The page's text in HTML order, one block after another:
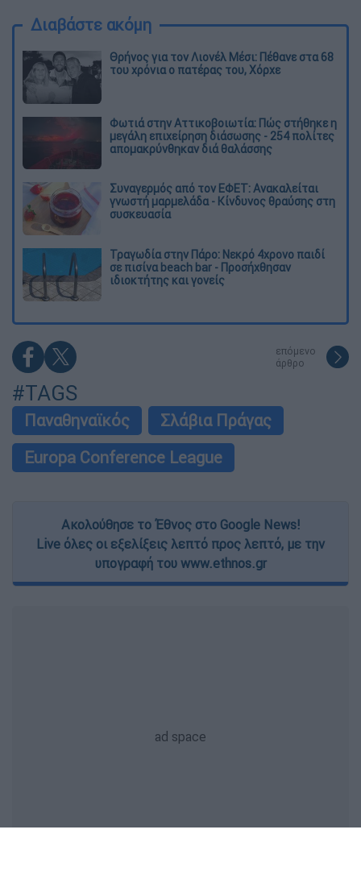
Διαβάστε ακόμη
Θρήνος για τον Λιονέλ Μέσι: Πέθανε στα 68
του χρόνια ο πατέρας του, Χόρχε
Φωτιά στην Αττικοβοιωτία: Πώς στήθηκε η
μεγάλη επιχείρηση διάσωσης - 254 πολίτες
απομακρύνθηκαν διά θαλάσσης
Συναγερμός από τον ΕΦΕΤ: Ανακαλείται
γνωστή μαρμελάδα - Κίνδυνος θραύσης στη
συσκευασία
Τραγωδία στην Πάρο: Νεκρό 4χρονο παιδί
σε πισίνα beach bar - Προσήχθησαν
ιδιοκτήτης και γονείς
επόμενο
άρθρο
#TAGS
Παναθηναϊκός
Σλάβια Πράγας
Europa Conference League
Ακολούθησε το Έθνος στο Google News!
Live όλες οι εξελίξεις λεπτό προς λεπτό, με την
υπογραφή του www.ethnos.gr